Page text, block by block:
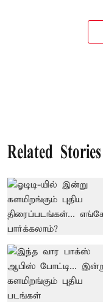
Related Stories